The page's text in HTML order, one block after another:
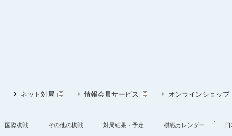
ネット対局 情報会員サービス オンラインショップ
国際棋戦 その他の棋戦 対局結果・予定 棋戦カレンダー